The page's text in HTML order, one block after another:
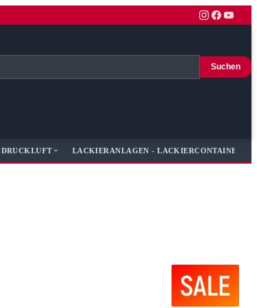
Suchen
DRUCKLUFT LACKIERANLAGEN - LACKIERCONTAINER -